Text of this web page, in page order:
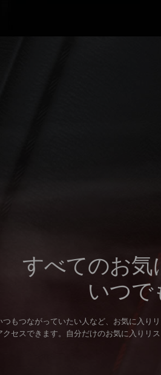
すべてのお気
いつで
もつながっていたい人など、お気に入り
クセスできます。自分だけのお気に入りリス